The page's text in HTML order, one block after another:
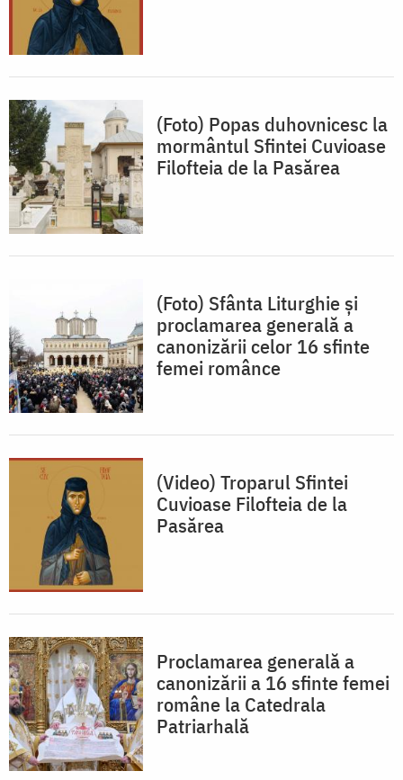
(Foto) Popas duhovnicesc la
mormântul Sfintei Cuvioase
Filofteia de la Pasărea
(Foto) Sfânta Liturghie și
proclamarea generală a
canonizării celor 16 sfinte
femei românce
(Video) Troparul Sfintei
Cuvioase Filofteia de la
Pasărea
Proclamarea generală a
canonizării a 16 sfinte femei
române la Catedrala
Patriarhală